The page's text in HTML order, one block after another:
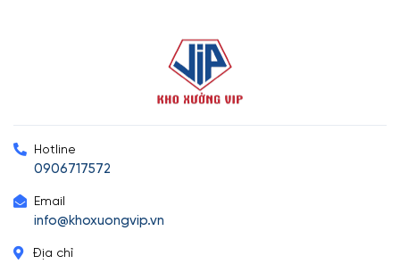
Hotline
0906717572
Email
info@khoxuongvip.vn
Địa chỉ